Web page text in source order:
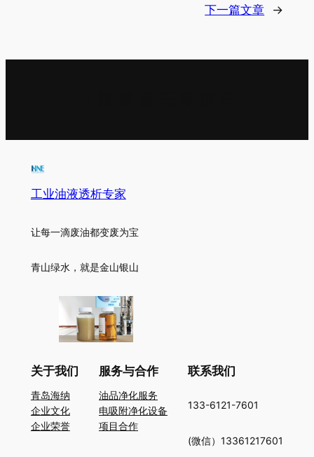
下一篇文章
→
工业油液透析专家
让每一滴废油都变废为宝
青山绿水，就是金山银山
关于我们
青岛海纳
企业文化
企业荣誉
服务与合作
油品净化服务
电吸附净化设备
项目合作
联系我们
133-6121-7601
(微信）13361217601